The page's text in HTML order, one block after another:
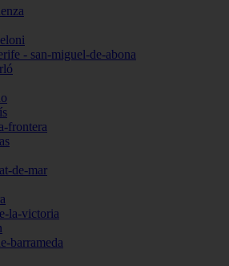
- san-miguel-de-abona
frontera
de-mar
la-victoria
barrameda